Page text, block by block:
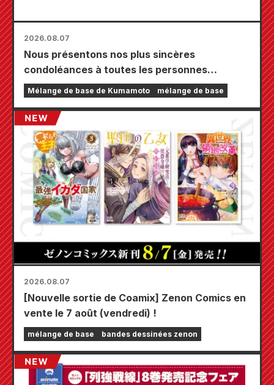
2026.08.07
Nous présentons nos plus sincères
condoléances à toutes les personnes
touchées par le tremblement de terre de
Kumamoto de 2026.
Mélange de base de Kumamoto mélange de base
2026.08.07
[Nouvelle sortie de Coamix] Zenon Comics en
vente le 7 août (vendredi) !
mélange de base bandes dessinées zenon